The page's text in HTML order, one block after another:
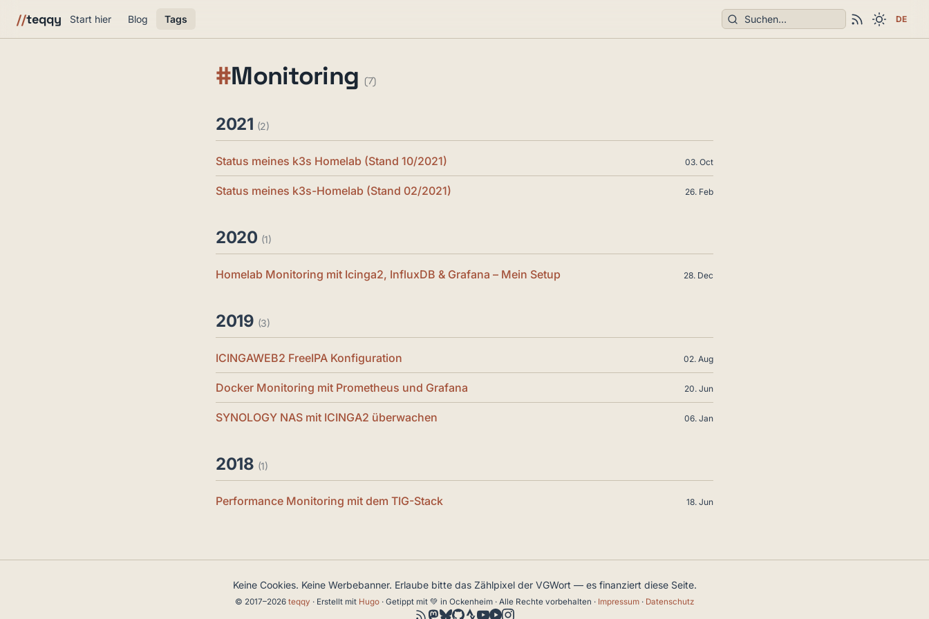
//teqqy Start hier Blog Tags Suchen DE
#Monitoring (7)
2021 (2)
Status meines k3s Homelab (Stand 10/2021) 03. Oct
Status meines k3s-Homelab (Stand 02/2021) 26. Feb
2020 (1)
Homelab Monitoring mit Icinga2, InfluxDB & Grafana – Mein Setup 28. Dec
2019 (3)
ICINGAWEB2 FreeIPA Konfiguration 02. Aug
Docker Monitoring mit Prometheus und Grafana 20. Jun
SYNOLOGY NAS mit ICINGA2 überwachen 06. Jan
2018 (1)
Performance Monitoring mit dem TIG-Stack 18. Jun
Keine Cookies. Keine Werbebanner. Erlaube bitte das Zählpixel der VGWort — es finanziert diese Seite.
© 2017–2026 teqqy · Erstellt mit Hugo · Getippt mit 💚 in Ockenheim · Alle Rechte vorbehalten · Impressum · Datenschutz